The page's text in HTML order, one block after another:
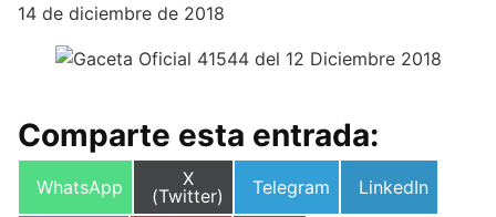
14 de diciembre de 2018
Comparte esta entrada:
Compartir
WhatsApp
Compartir
en
X
(Twitter)
Compartir
Telegram
Compartir
LinkedIn